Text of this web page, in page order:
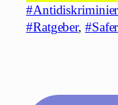
#Ratgeber,